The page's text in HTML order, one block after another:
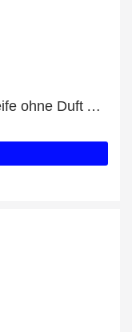
Nachfüllpaket Sause Schaumseife ohne Duft Angebot - bis zu 8% Rabatt